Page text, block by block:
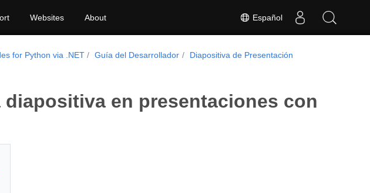
Español
Websites About
for Python via .NET Guía del Desarrollador
Diapositiva de Presentación
diapositiva en presentaciones con